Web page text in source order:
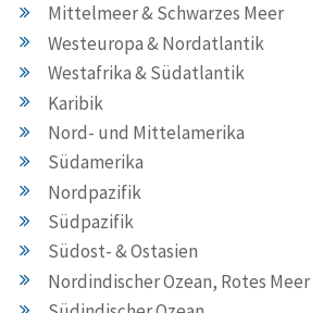
Mittelmeer & Schwarzes Meer
Westeuropa & Nordatlantik
Westafrika & Südatlantik
Karibik
Nord- und Mittelamerika
Südamerika
Nordpazifik
Südpazifik
Südost- & Ostasien
Nordindischer Ozean, Rotes Meer